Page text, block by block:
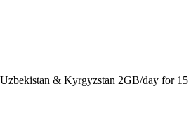
& Kyrgyzstan 2GB/day for 15